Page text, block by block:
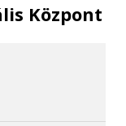
Központ